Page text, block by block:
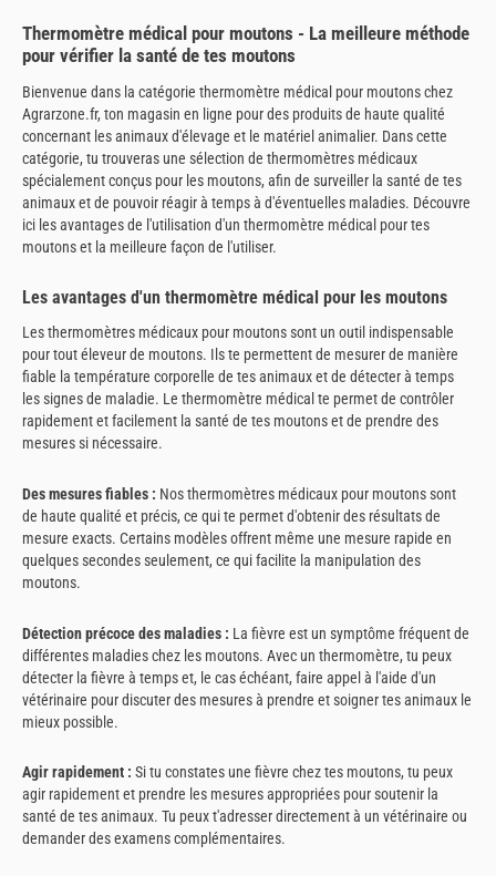
Thermomètre médical pour moutons - La meilleure méthode
pour vérifier la santé de tes moutons
Bienvenue dans la catégorie thermomètre médical pour moutons chez
Agrarzone.fr, ton magasin en ligne pour des produits de haute qualité
concernant les animaux d'élevage et le matériel animalier. Dans cette
catégorie, tu trouveras une sélection de thermomètres médicaux
spécialement conçus pour les moutons, afin de surveiller la santé de tes
animaux et de pouvoir réagir à temps à d'éventuelles maladies. Découvre
ici les avantages de l'utilisation d'un thermomètre médical pour tes
moutons et la meilleure façon de l'utiliser.
Les avantages d'un thermomètre médical pour les moutons
Les thermomètres médicaux pour moutons sont un outil indispensable
pour tout éleveur de moutons. Ils te permettent de mesurer de manière
fiable la température corporelle de tes animaux et de détecter à temps
les signes de maladie. Le thermomètre médical te permet de contrôler
rapidement et facilement la santé de tes moutons et de prendre des
mesures si nécessaire.
Des mesures fiables : Nos thermomètres médicaux pour moutons sont
de haute qualité et précis, ce qui te permet d'obtenir des résultats de
mesure exacts. Certains modèles offrent même une mesure rapide en
quelques secondes seulement, ce qui facilite la manipulation des
moutons.
Détection précoce des maladies : La fièvre est un symptôme fréquent de
différentes maladies chez les moutons. Avec un thermomètre, tu peux
détecter la fièvre à temps et, le cas échéant, faire appel à l'aide d'un
vétérinaire pour discuter des mesures à prendre et soigner tes animaux le
mieux possible.
Agir rapidement : Si tu constates une fièvre chez tes moutons, tu peux
agir rapidement et prendre les mesures appropriées pour soutenir la
santé de tes animaux. Tu peux t'adresser directement à un vétérinaire ou
demander des examens complémentaires.